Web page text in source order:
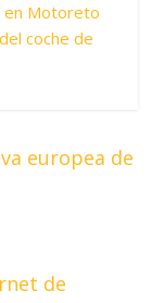
en Motoreto
coche de
europea de
de